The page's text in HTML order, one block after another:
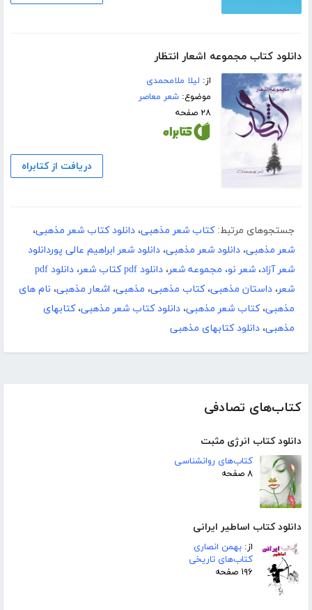
کتاب‌های تصادفی
دانلود کتاب انرژی مثبت
کتاب‌های روانشناسی
۸ صفحه
دانلود کتاب اساطیر ایرانی
از: بهمن انصاری
کتاب‌های تاریخی
۱۹۶ صفحه
دانلود کتاب مجموعه اشعار انتظار
از: لیلا ملامحمدی
موضوع:شعر معاصر
۲۸ صفحه
دریافت از کتابراه
جستجوهای مرتبط: کتاب شعر مذهبی، دانلود کتاب شعر مذهبی،
شعر مذهبی، دانلود شعر مذهبی، دانلود شعر ابراهیم عالی پوردانلود
شعر آزاد، شعر نو، مجموعه شعر،
دانلود pdf کتاب شعر، دانلود pdf
شعر، داستان مذهبی،کتاب مذهبی، مذهبی، اشعار مذهبی، نام های
مذهبی،کتاب شعر مذهبی، دانلود کتاب شعر مذهبی،کتابهای
مذهبی، دانلود کتابهای مذهبی